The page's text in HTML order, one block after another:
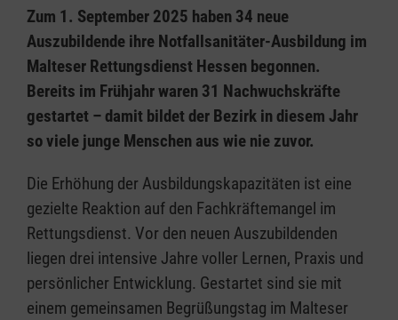
Zum 1. September 2025 haben 34 neue
Auszubildende ihre Notfallsanitäter-Ausbildung im
Malteser Rettungsdienst Hessen begonnen.
Bereits im Frühjahr waren 31 Nachwuchskräfte
gestartet – damit bildet der Bezirk in diesem Jahr
so viele junge Menschen aus wie nie zuvor.
Die Erhöhung der Ausbildungskapazitäten ist eine
gezielte Reaktion auf den Fachkräftemangel im
Rettungsdienst. Vor den neuen Auszubildenden
liegen drei intensive Jahre voller Lernen, Praxis und
persönlicher Entwicklung. Gestartet sind sie mit
einem gemeinsamen Begrüßungstag im Malteser